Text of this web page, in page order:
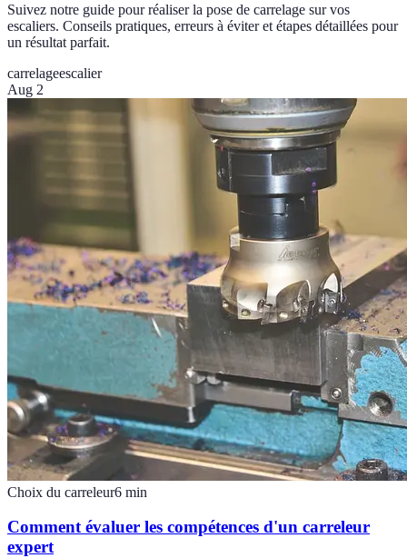
Suivez notre guide pour réaliser la pose de carrelage sur vos
escaliers. Conseils pratiques, erreurs à éviter et étapes détaillées pour
un résultat parfait.
carrelageescalier
Aug 2
Choix du carreleur6 min
Comment évaluer les compétences d'un carreleur
expert